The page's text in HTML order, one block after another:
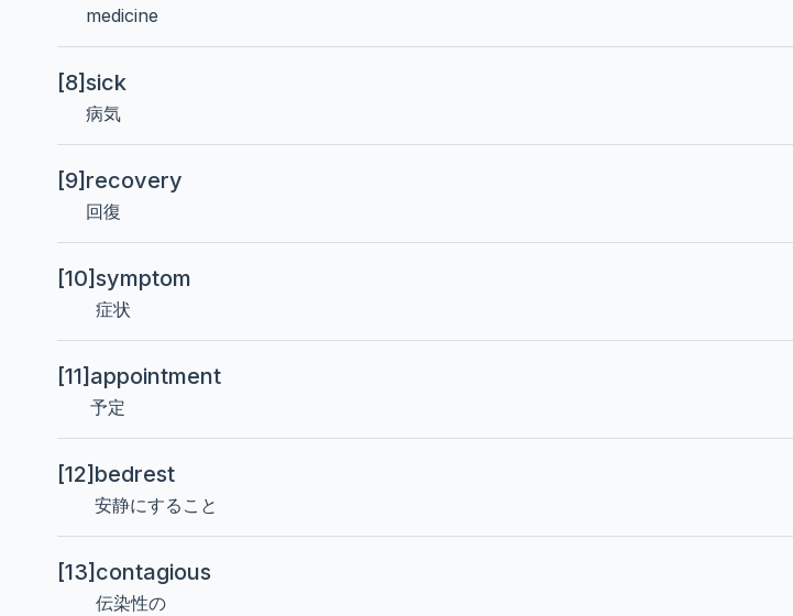
medicine
[8]sick
病気
[9] recovery
回復
[10]symptom
症状
[11] appointment
予定
[12] bedrest
安静にすること
[13] contagious
伝染性の